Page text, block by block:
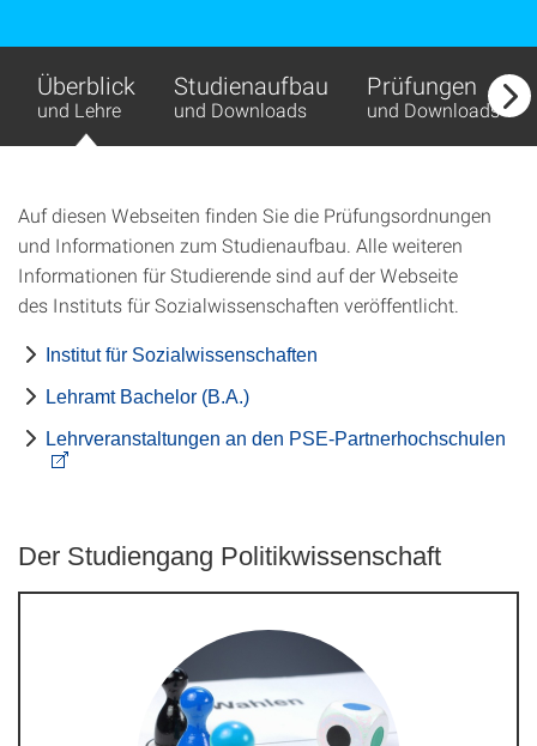
Überblick
und Lehre
Studienaufbau
und Downloads
Prüfungen
und Downloads
Auf diesen Webseiten finden Sie die Prüfungsordnungen
und Informationen zum Studienaufbau. Alle weiteren
Informationen für Studierende sind auf der Webseite
des Instituts für Sozialwissenschaften veröffentlicht.
Institut für Sozialwissenschaften
Lehramt Bachelor (B.A.)
Lehrveranstaltungen an den PSE-Partnerhochschulen
Der Studiengang Politikwissenschaft